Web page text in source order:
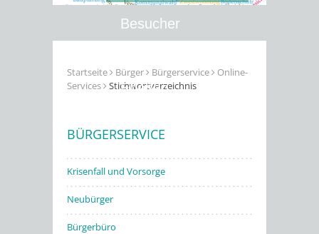
Besucher
Erleben
Startseite Bürger Bürgerservice
Online-
Services
Stichwortverzeichnis
BÜRGERSERVICE
Krisenfall und Vorsorge
Neubürger
Bürgerbüro